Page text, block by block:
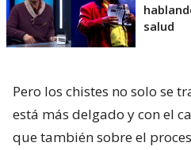
salud
Pero los chistes no solo se
está más delgado y con el
que también sobre el